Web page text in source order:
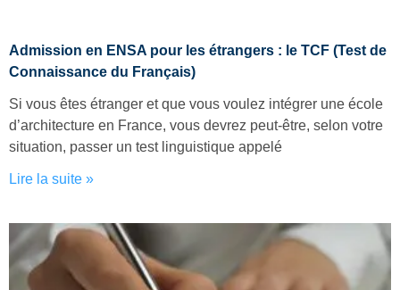
Admission en ENSA pour les étrangers : le TCF (Test de
Connaissance du Français)
Si vous êtes étranger et que vous voulez intégrer une école
d’architecture en France, vous devrez peut-être, selon votre
situation, passer un test linguistique appelé
Lire la suite »